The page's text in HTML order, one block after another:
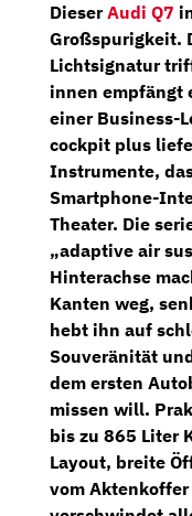
DieserAudi Q7
Großspurigkeit.
Lichtsignatur
innen empfängt
einer Business-
cockpit plus
Instrumente,
Smartphone-
Theater. Die
„adaptive air
Hinterachse
Kanten weg,
hebt ihn auf
Souveränität
dem ersten
missen will.
bis zu 865 Liter
Layout, breite
vom